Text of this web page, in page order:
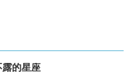
露的星座